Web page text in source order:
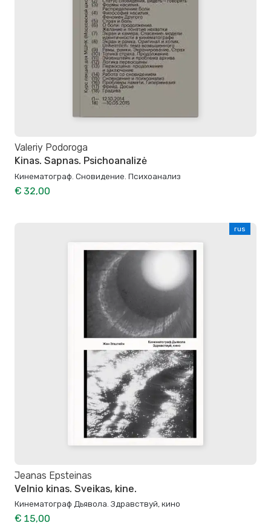
Valeriy Podoroga
Kinas. Sapnas. Psichoanalizė
Кинематограф. Сновидение. Психоанализ
€ 32,00
rus
Jeanas Epsteinas
Velnio kinas. Sveikas, kine.
Кинематограф Дьявола. Здравствуй, кино
€ 15,00